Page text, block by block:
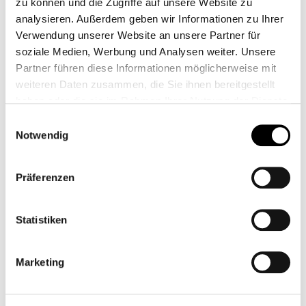
analysieren. Außerdem geben wir Informationen zu Ihrer
Verwendung unserer Website an unsere Partner für
soziale Medien, Werbung und Analysen weiter. Unsere
Partner führen diese Informationen möglicherweise mit
weiteren Daten zusammen, die Sie ihnen bereitgestellt
Notwendig
Präferenzen
Statistiken
Marketing
Pastilla de freno para pinza de 4